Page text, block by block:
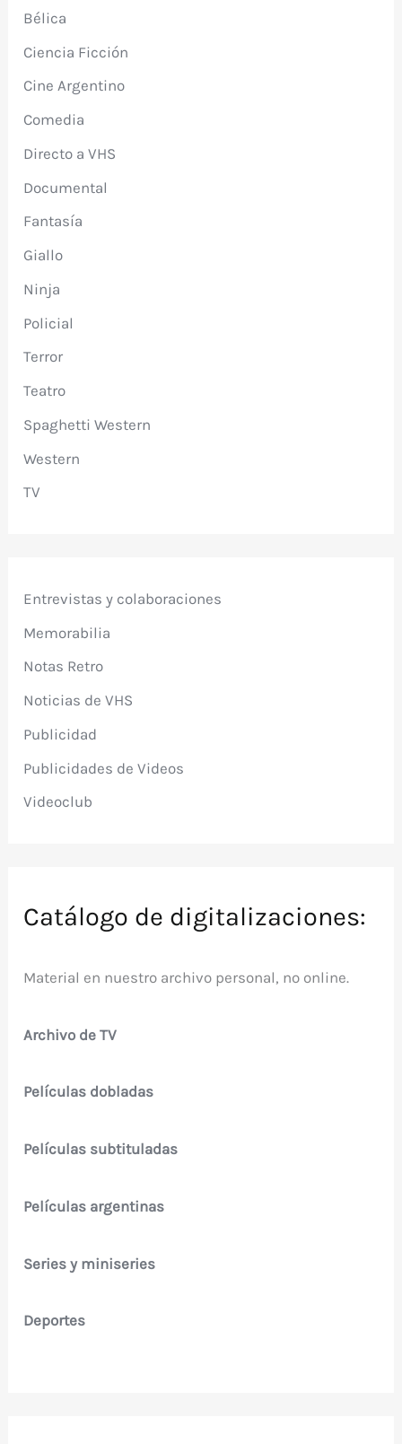
Bélica
Ciencia Ficción
Cine Argentino
Comedia
Directo a VHS
Documental
Fantasía
Giallo
Ninja
Policial
Terror
Teatro
Spaghetti Western
Western
TV
Entrevistas y colaboraciones
Memorabilia
Notas Retro
Noticias de VHS
Publicidad
Publicidades de Videos
Videoclub
Catálogo de digitalizaciones:
Material en nuestro archivo personal, no online.
Archivo de TV
Películas dobladas
Películas subtituladas
Películas argentinas
Series y miniseries
Deportes